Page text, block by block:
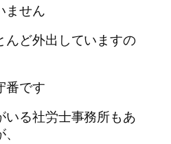
ません
んど外出していますの
番です
いる社労士事務所もあ